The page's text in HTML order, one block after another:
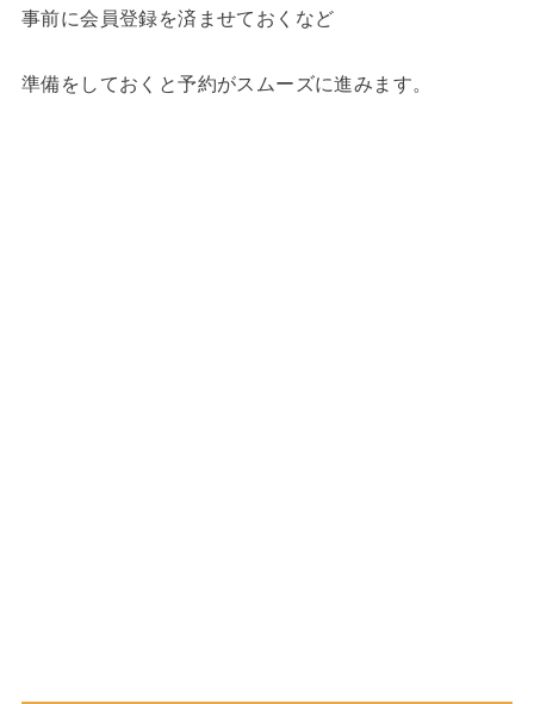
事前に会員登録を済ませておくなど
準備をしておくと予約がスムーズに進みます。